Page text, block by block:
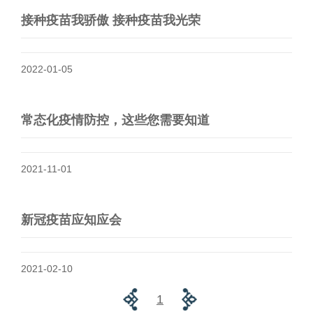
接种疫苗我骄傲 接种疫苗我光荣
2022-01-05
常态化疫情防控，这些您需要知道
2021-11-01
新冠疫苗应知应会
2021-02-10
1